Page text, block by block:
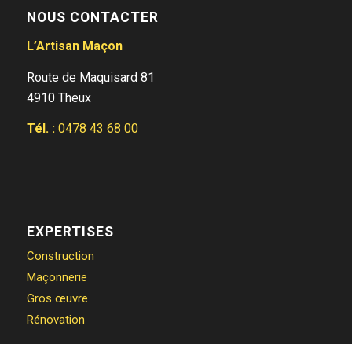
NOUS CONTACTER
L’Artisan Maçon
Route de Maquisard 81
4910 Theux
Tél. : 0478 43 68 00
EXPERTISES
Construction
Maçonnerie
Gros œuvre
Rénovation